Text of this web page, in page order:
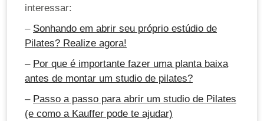
interessar:
– Sonhando em abrir seu próprio estúdio de
Pilates? Realize agora!
– Por que é importante fazer uma planta baixa
antes de montar um studio de pilates?
– Passo a passo para abrir um studio de Pilates
(e como a Kauffer pode te ajudar)